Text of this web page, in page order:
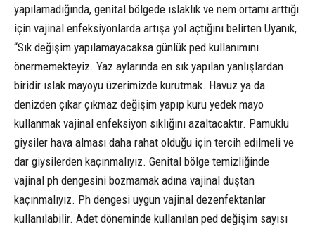
yapılamadığında, genital bölgede ıslaklık ve nem ortamı arttığı
için vajinal enfeksiyonlarda artışa yol açtığını belirten Uyanık,
“Sık değişim yapılamayacaksa günlük ped kullanımını
önermemekteyiz. Yaz aylarında en sık yapılan yanlışlardan
biridir ıslak mayoyu üzerimizde kurutmak. Havuz ya da
denizden çıkar çıkmaz değişim yapıp kuru yedek mayo
kullanmak vajinal enfeksiyon sıklığını azaltacaktır. Pamuklu
giysiler hava alması daha rahat olduğu için tercih edilmeli ve
dar giysilerden kaçınmalıyız. Genital bölge temizliğinde
vajinal ph dengesini bozmamak adına vajinal duştan
kaçınmalıyız. Ph dengesi uygun vajinal dezenfektanlar
kullanılabilir. Adet döneminde kullanılan ped değişim sayısı